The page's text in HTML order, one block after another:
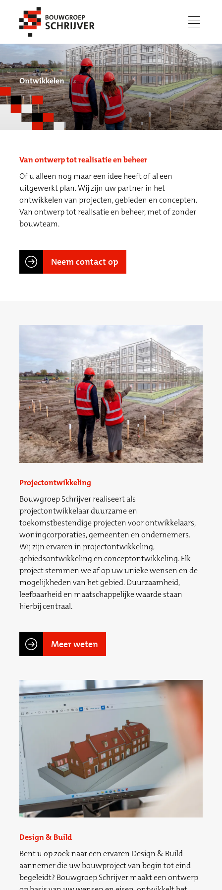
menu
Werken bij
Ontwikkelen
Van ontwerp tot realisatie en beheer
Of u alleen nog maar een idee heeft of al een
uitgewerkt plan. Wij zijn uw partner in het
ontwikkelen van projecten, gebieden en concepten.
Van ontwerp tot realisatie en beheer, met of zonder
bouwteam.
Neem contact op
Projectontwikkeling
Bouwgroep Schrijver realiseert als
projectontwikkelaar duurzame en
toekomstbestendige projecten voor ontwikkelaars,
woningcorporaties, gemeenten en ondernemers.
Wij zijn ervaren in projectontwikkeling,
gebiedsontwikkeling en conceptontwikkeling. Elk
project stemmen we af op uw unieke wensen en de
mogelijkheden van het gebied. Duurzaamheid,
leefbaarheid en maatschappelijke waarde staan
hierbij centraal.
Meer weten
Design & Build
Bent u op zoek naar een ervaren Design & Build
aannemer die uw bouwproject van begin tot eind
begeleidt? Bouwgroep Schrijver maakt een ontwerp